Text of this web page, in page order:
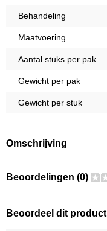
Behandeling
Maatvoering
Aantal stuks per pak
Gewicht per pak
Gewicht per stuk
Omschrijving
Beoordelingen (0)
Beoordeel dit product